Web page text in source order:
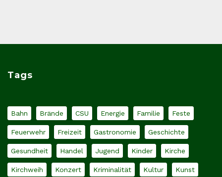
Tags
Bahn Brände CSU Energie Familie Feste
Feuerwehr Freizeit Gastronomie Geschichte
Gesundheit Handel Jugend Kinder Kirche
Kirchweih Konzert Kriminalität Kultur Kunst